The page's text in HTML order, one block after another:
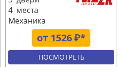
от 1526 ₽*
4 места
Механика
ПОСМОТРЕТЬ